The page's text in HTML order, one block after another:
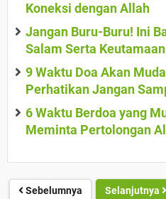
Koneksi dengan Allah
Jangan Buru-Buru! Ini
Salam Serta
9 Waktu Doa Akan
Perhatikan Jangan
6 Waktu Berdoa yang
Meminta Pertolongan
Sebelumnya Selanjutnya